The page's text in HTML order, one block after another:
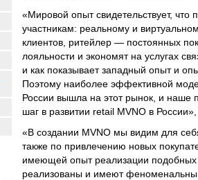
«Мировой опыт свидетельствует,
участникам: реальному и
клиентов, ритейлер — постоянных
лояльности и экономят на услугах
и как показывает западный опыт и
Поэтому наиболее эффективной
России вышла на этот рынок, и наше
шаг в развитии retail MVNO в
«В создании MVNO мы видим для
также по привлечению новых
имеющей опыт реализации подобных
реализованы и имеют